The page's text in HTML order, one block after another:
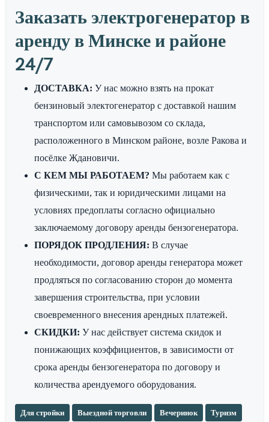
Заказать электрогенератор в
аренду в Минске и районе
24/7
ДОСТАВКА: У нас можно взять на прокат
бензиновый электогенератор с доставкой нашим
транспортом или самовывозом со склада,
расположенного в Минском районе, возле Ракова и
посёлке Ждановичи.
С КЕМ МЫ РАБОТАЕМ? Мы работаем как с
физическими, так и юридическими лицами на
условиях предоплаты согласно официально
заключаемому договору аренды бензогенератора.
ПОРЯДОК ПРОДЛЕНИЯ: В случае
необходимости, договор аренды генератора может
продляться по согласованию сторон до момента
завершения строительства, при условии
своевременного внесения арендных платежей.
СКИДКИ: У нас действует система скидок и
понижающих коэффициентов, в зависимости от
срока аренды бензогенератора по договору и
количества арендуемого оборудования.
Для стройки Выездной торговли Вечеринок Туризм